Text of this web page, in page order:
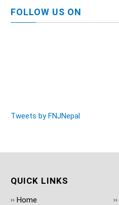
FOLLOW US ON
Tweets by FNJNepal
QUICK LINKS
Home